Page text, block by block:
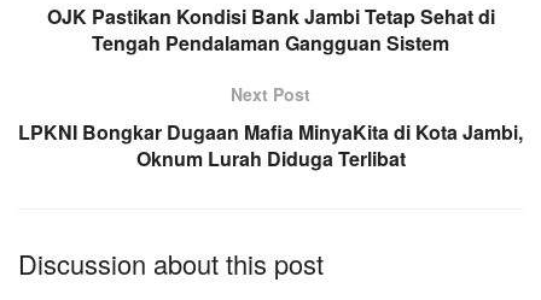
OJK Pastikan Kondisi Bank Jambi Tetap Sehat di
Tengah Pendalaman Gangguan Sistem
Next Post
LPKNI Bongkar Dugaan Mafia MinyaKita di Kota Jambi,
Oknum Lurah Diduga Terlibat
Discussion about this post